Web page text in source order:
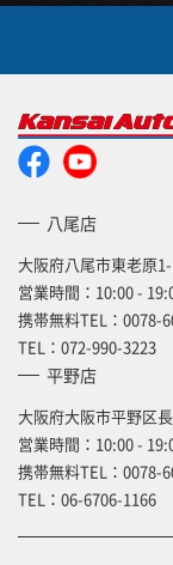
八尾店
大阪府八尾市東老原
営業時間：10:00 -
携帯無料TEL： 0078-
TEL： 072-990-3223
平野店
大阪府大阪市平野区
営業時間：10:00 -
携帯無料TEL： 0078-
TEL： 06-6706-1166